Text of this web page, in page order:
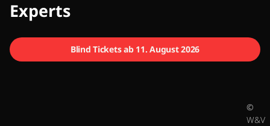
Experts
Blind Tickets ab 11. August 2026
©
W&V